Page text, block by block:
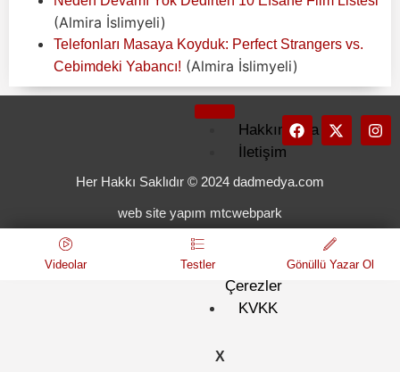
(Almira İslimyeli)
Telefonları Masaya Koyduk: Perfect Strangers vs.
Cebimdeki Yabancı! (Almira İslimyeli)
Hakkımızda
İletişim
Künye
Koşulları
Çerezler
KVKK
X
Her Hakkı Saklıdır © 2024 dadmedya.com
web site yapım mtcwebpark
Videolar Testler Gönüllü Yazar Ol